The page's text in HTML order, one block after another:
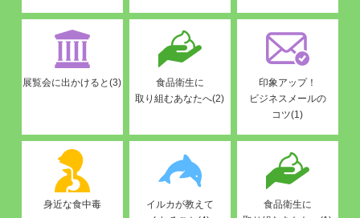
展覧会に出かけると(3)
食品衛生に
取り組むあなたへ(2)
印象アップ！
ビジネスメールの
コツ(1)
身近な食中毒
イルカが教えて
食品衛生に